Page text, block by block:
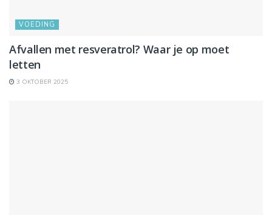
VOEDING
Afvallen met resveratrol? Waar je op moet
letten
3 OKTOBER 2025